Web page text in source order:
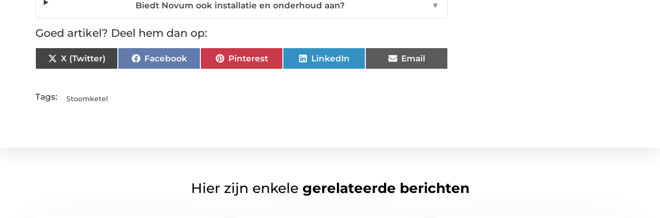
Biedt Novum ook installatie en onderhoud aan? ▼
Goed artikel? Deel hem dan op:
X (Twitter) Facebook Pinterest LinkedIn Email
Tags: Stoomketel
Hier zijn enkele gerelateerde berichten